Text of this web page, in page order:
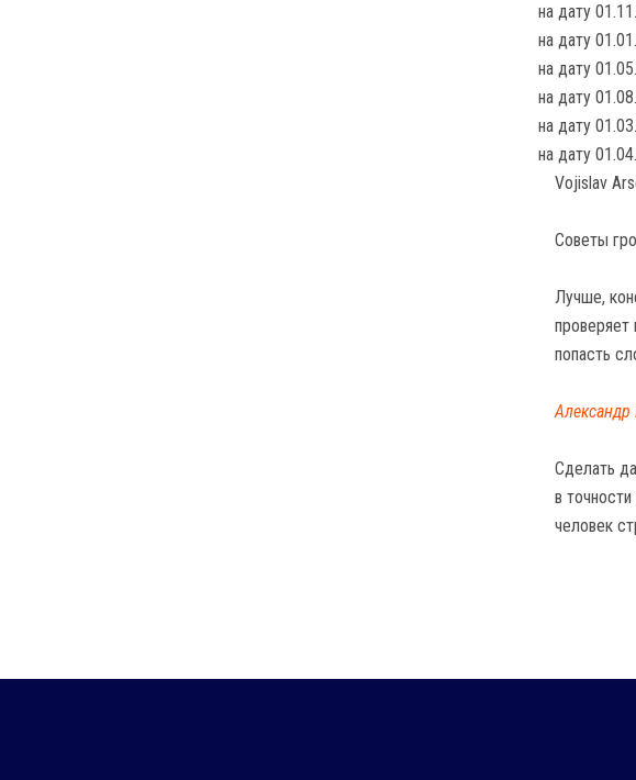
на дату
на дату
на дату
на дату
на дату
на дату
Vojislav
Советы
Лучше,
попасть
Сделать
в
человек